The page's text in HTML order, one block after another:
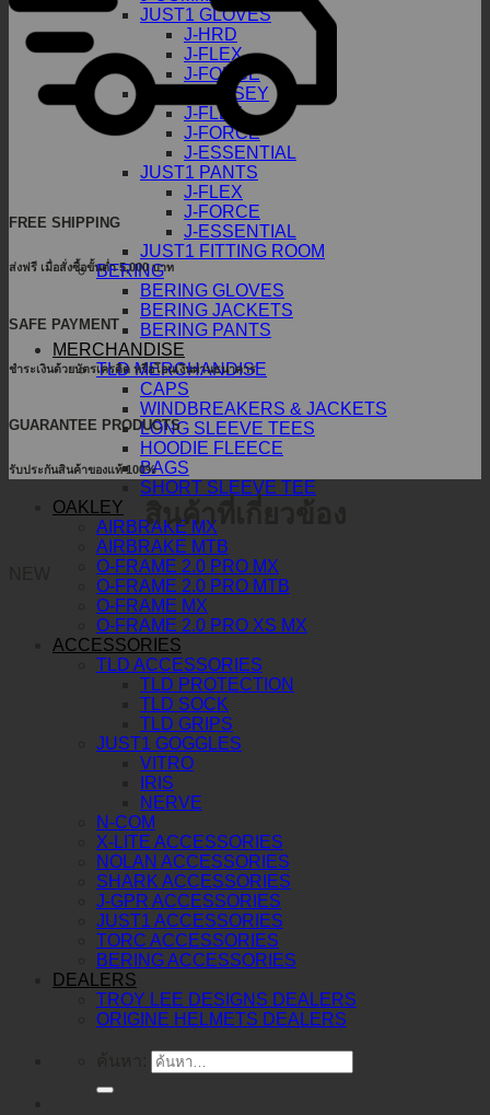
JUST1 GLOVES
J-HRD
J-FLEX
J-FORCE
JUST1 JERSEY
J-FLEX
J-FORCE
J-ESSENTIAL
JUST1 PANTS
J-FLEX
J-FORCE
J-ESSENTIAL
JUST1 FITTING ROOM
BERING
BERING GLOVES
BERING JACKETS
BERING PANTS
MERCHANDISE
TLD MERCHANDISE
CAPS
WINDBREAKERS & JACKETS
LONG SLEEVE TEES
HOODIE FLEECE
BAGS
SHORT SLEEVE TEE
OAKLEY
AIRBRAKE MX
AIRBRAKE MTB
O-FRAME 2.0 PRO MX
O-FRAME 2.0 PRO MTB
O-FRAME MX
O-FRAME 2.0 PRO XS MX
ACCESSORIES
TLD ACCESSORIES
TLD PROTECTION
TLD SOCK
TLD GRIPS
JUST1 GOGGLES
VITRO
IRIS
NERVE
N-COM
X-LITE ACCESSORIES
NOLAN ACCESSORIES
SHARK ACCESSORIES
J-GPR ACCESSORIES
JUST1 ACCESSORIES
TORC ACCESSORIES
BERING ACCESSORIES
DEALERS
TROY LEE DESIGNS DEALERS
ORIGINE HELMETS DEALERS
FREE SHIPPING
ส่งฟรี เมื่อสั่งซื้อขั้นต่ำ 5,000 บาท
SAFE PAYMENT
ชำระเงินด้วยบัตรเครดิต หรือโอนเงินผ่านธนาคาร
GUARANTEE PRODUCTS
รับประกันสินค้าของแท้ 100%
สินค้าที่เกี่ยวข้อง